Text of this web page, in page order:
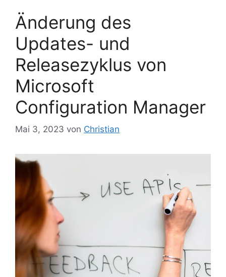
Änderung des
Updates- und
Releasezyklus von
Microsoft
Configuration Manager
Mai 3, 2023 von Christian